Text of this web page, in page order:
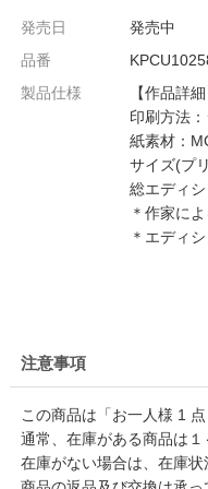
発売日
発売中
品番
製品仕様
【作品詳細
印刷方法
紙素材：
サイズ(プ
総エディ
＊作家に
＊エディ
注意事項
この商品は「お一人様 1
通常、在庫がある商品は１
在庫がない場合は、在庫